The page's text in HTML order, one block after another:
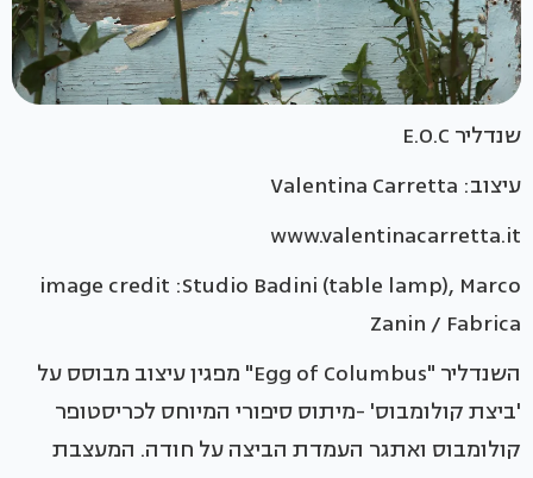
שנדליר E.O.C
עיצוב: Valentina Carretta
www.valentinacarretta.it
image credit :Studio Badini (table lamp), Marco
Zanin / Fabrica
השנדליר "Egg of Columbus" מפגין עיצוב מבוסס על
'ביצת קולומבוס' -מיתוס סיפורי המיוחס לכריסטופר
קולומבוס ואתגר העמדת הביצה על חודה. המעצבת